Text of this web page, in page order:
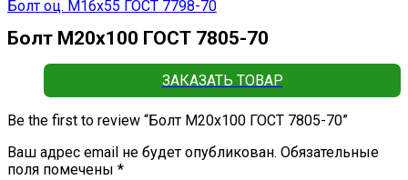
Болт оц. М16х55 ГОСТ 7798-70
Болт М20х100 ГОСТ 7805-70
ЗАКАЗАТЬ ТОВАР
Be the first to review “Болт М20х100 ГОСТ 7805-70”
Ваш адрес email не будет опубликован. Обязательные
поля помечены *